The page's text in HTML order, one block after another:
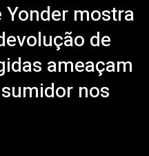
Yonder mostra
de
ameaçam
nos